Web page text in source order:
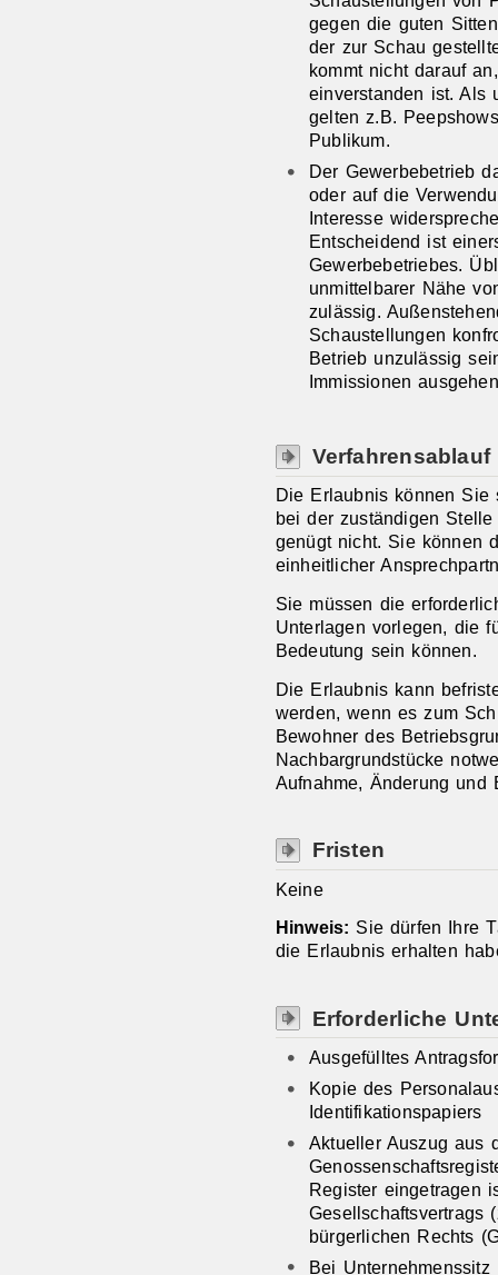
gegen die guten Sitten
der zur Schau
kommt nicht darauf
einverstanden ist. Als
gelten z.B.
Publikum.
Der Gewerbebetrieb
oder auf die
Interesse
Entscheidend ist
Gewerbebetriebes.
unmittelbarer Nähe
zulässig.
Schaustellungen
Betrieb unzulässig
Immissionenausgehen
Verfahrensablauf
Die Erlaubnis können Sie
bei der zuständigen
genügt nicht. Sie können
einheitlicher
Sie müssen die
Unterlagen vorlegen, die
Bedeutung sein können.
Die Erlaubnis kann
werden, wenn es zum
Bewohner des
Nachbargrundstücke
Aufnahme, Änderung und
Fristen
Keine
Hinweis: Sie dürfen Ihre
die Erlaubnis erhalten
Erforderliche
Ausgefülltes
Kopie des
Identifikationspapiers
Aktueller Auszug aus
Register eingetragen
Gesellschaftsvertrags
bürgerlichen Rechts
Bei